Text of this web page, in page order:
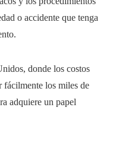
o accidente que tenga
donde los costos
fácilmente los miles de
adquiere un papel